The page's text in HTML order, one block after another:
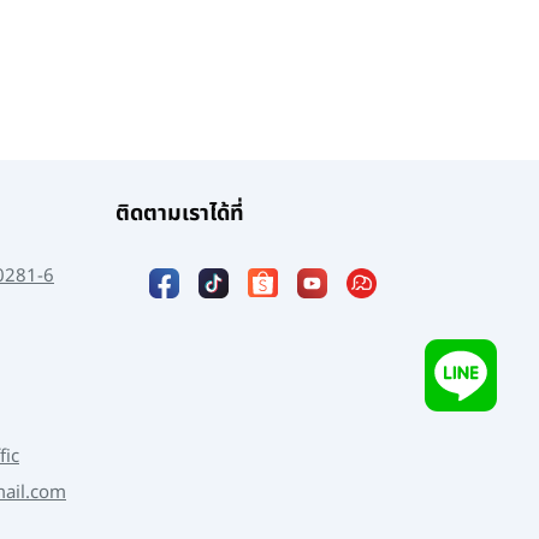
6
ติดตามเราได้ที่